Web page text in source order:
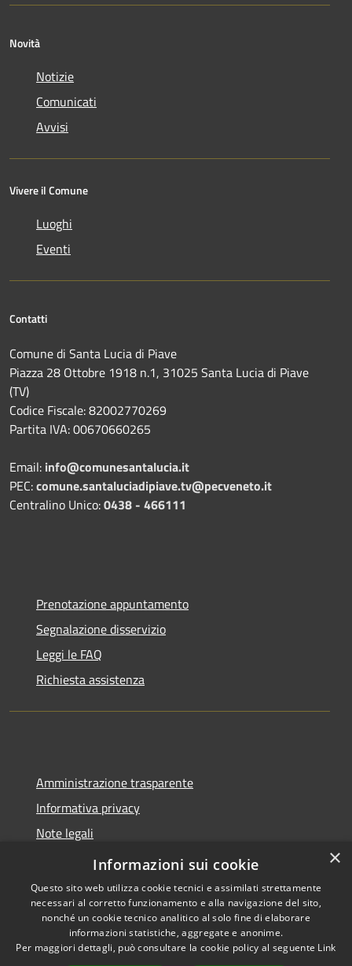
Novità
Notizie
Comunicati
Avvisi
Vivere il Comune
Luoghi
Eventi
Contatti
Comune di Santa Lucia di Piave
Piazza 28 Ottobre 1918 n.1, 31025 Santa Lucia di Piave
(TV)
Codice Fiscale: 82002770269
Partita IVA: 00670660265
Email: info@comunesantalucia.it
PEC:comune.santaluciadipiave.tv@pecveneto.it
Centralino Unico:0438 - 466111
Prenotazione appuntamento
Segnalazione disservizio
Leggi le FAQ
Richiesta assistenza
Amministrazione trasparente
Informativa privacy
Note legali
Dichiarazione di accessibilità
Accessibilità
Copyright © 2026 • Comune di
Santa Lucia di Piave • Powered
×
Informazioni sui cookie
Questo sito web utilizza cookie tecnici e assimilati strettamente
necessari al corretto funzionamento e alla navigazione del sito,
nonché un cookie tecnico analitico al solo fine di elaborare
informazioni statistiche, aggregate e anonime.
Per maggiori dettagli, può consultare la cookie policy al seguente Link